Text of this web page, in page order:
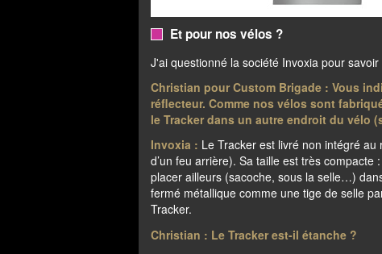
Et pour nos vélos ?
J'ai questionné la société Invoxia pour savoir
Christian pour Custom Brigade : Vous
réflecteur. Comme nos vélos sont
le Tracker dans un autre endroit du vélo
Invoxia : Le Tracker est livré non intégré
d’un feu arrière). Sa taille est très
placer ailleurs (sacoche, sous la selle…)
fermé métallique comme une tige de selle
Tracker.
Christian : Le Tracker est-il étanche ?